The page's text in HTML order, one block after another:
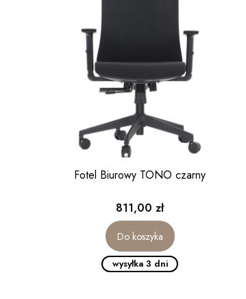
Fotel Biurowy TONO czarny
Cena
811,00 zł
Do koszyka
wysyłka 3 dni